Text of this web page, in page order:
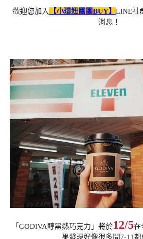
歡迎您加入 【小環妞團團BUY】 LINE社
消息！
「GODIVA醇黑熱巧克力」將於12/5在
果發現好像很多間7-11都